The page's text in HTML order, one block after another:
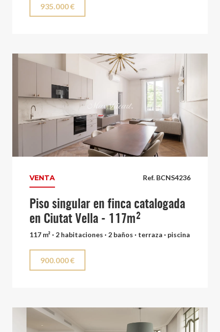
935.000 €
Ref. BCNS4236
VENTA
Piso singular en finca catalogada
en Ciutat Vella - 117m²
117 m² · 2 habitaciones · 2 baños · terraza · piscina
900.000 €